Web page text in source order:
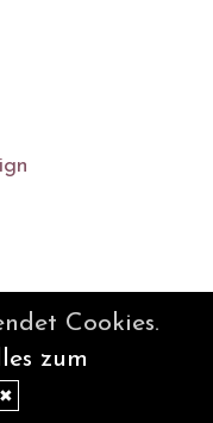
Cookies.
zum
✖